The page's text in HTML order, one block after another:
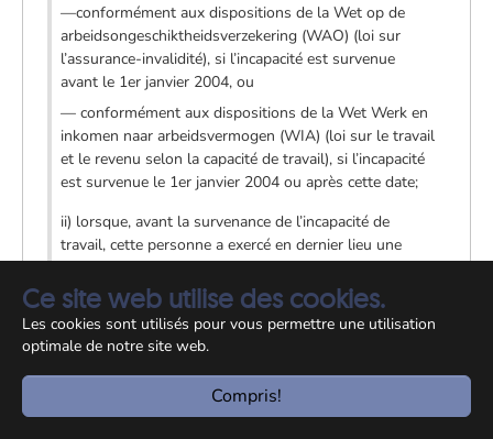
Ce site web utilise des cookies.
Les cookies sont utilisés pour vous permettre une utilisation
optimale de notre site web.
Compris!
—conformément aux dispositions de la Wet op de
arbeidsongeschiktheidsverzekering (WAO) (loi sur
l’assurance-invalidité), si l’incapacité est survenue
avant le 1er janvier 2004, ou
— conformément aux dispositions de la Wet Werk en
inkomen naar arbeidsvermogen (WIA) (loi sur le travail
et le revenu selon la capacité de travail), si l’incapacité
est survenue le 1er janvier 2004 ou après cette date;
ii) lorsque, avant la survenance de l’incapacité de
travail, cette personne a exercé en dernier lieu une
activité en qualité de travailleur non salarié au sens de
l’article 1er, point b), du présent règlement,
conformément aux dispositions de la Wet
arbeidsongeschiktheidsverzekering zelfstandigen
survenue avant le 1er août 2004.